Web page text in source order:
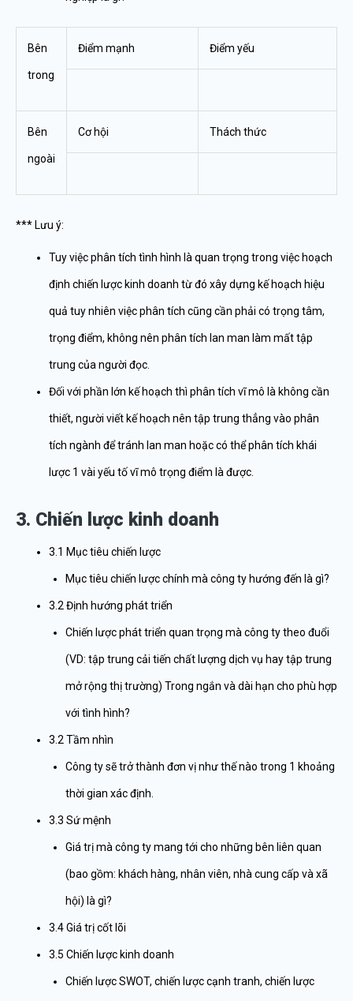
Bên
trong
Điểm mạnh Điểm yếu
Bên
ngoài
Cơ hội Thách thức
*** Lưu ý:
Tuy việc phân tích tình hình là quan trọng trong việc hoạch
định chiến lược kinh doanh từ đó xây dựng kế hoạch hiệu
quả tuy nhiên việc phân tích cũng cần phải có trọng tâm,
trọng điểm, không nên phân tích lan man làm mất tập
trung của người đọc.
Đối với phần lớn kế hoạch thì phân tích vĩ mô là không cần
thiết, người viết kế hoạch nên tập trung thẳng vào phân
tích ngành để tránh lan man hoặc có thể phân tích khái
lược 1 vài yếu tố vĩ mô trọng điểm là được.
3. Chiến lược kinh doanh
3.1 Mục tiêu chiến lược
Mục tiêu chiến lược chính mà công ty hướng đến là gì?
3.2 Định hướng phát triển
Chiến lược phát triển quan trọng mà công ty theo đuổi
(VD: tập trung cải tiến chất lượng dịch vụ hay tập trung
mở rộng thị trường) Trong ngắn và dài hạn cho phù hợp
với tình hình?
3.2 Tầm nhìn
Công ty sẽ trở thành đơn vị như thế nào trong 1 khoảng
thời gian xác định.
3.3 Sứ mệnh
Giá trị mà công ty mang tới cho những bên liên quan
(bao gồm: khách hàng, nhân viên, nhà cung cấp và xã
hội) là gì?
3.4 Giá trị cốt lõi
3.5 Chiến lược kinh doanh
Chiến lược SWOT, chiến lược cạnh tranh, chiến lược